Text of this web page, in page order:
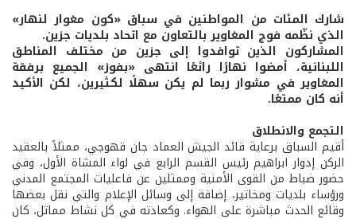
شارك المئات من المواطنين في سباق «كون مغوار لنهار»
الذي نظّمه فوج المغاوير بالتعاون مع اتحاد بلديات جزين.
المشاركون الذين توافدوا إلى جزين من مختلف المناطق
اللبنانية، أمضوا نهارًا رائعًا انتهى «بفوز» الجميع برفقة
المغاوير في مشوار ربما لم يكن سهلًا لكثيرين، لكن الأكيد
أنه كان ممتعًا.
التجمع والانطلاق
أقيم السباق برعاية قائد الجيش العماد جان قهوجي، ممثلاً بالعقيد
الركن إدوار ابراهيم رئيس القسم الرابع في لواء المشاة الأول، وفي
حضور ضباط من القوى الأمنية وممثلين عن فاعليات المجتمع المدني
ورؤساء بلديات ومخاتير، إضافة إلى وسائل الإعلام والتي نقل بعضها
وقائع الحدث مباشرة على الهواء. وكعادته في كل نشاط مماثل، كان